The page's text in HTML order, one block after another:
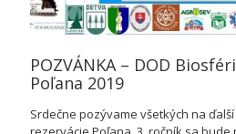
POZVÁNKA – DOD
Poľana 2019
Srdečne pozývame všetkých na